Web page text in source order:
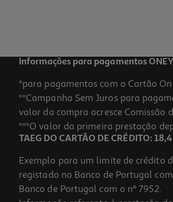
-25%
Informações para pagamentos ONEY
*para pagamentos com o Cartão
**Campanha Sem Juros para
valor da compra acresce Comissão
***O valor da primeira prestação
TAEG DO CARTÃO DE CRÉDITO:
Exemplo para um limite de crédito
registado no Banco de Portugal
Banco de Portugal com o nº 7952.